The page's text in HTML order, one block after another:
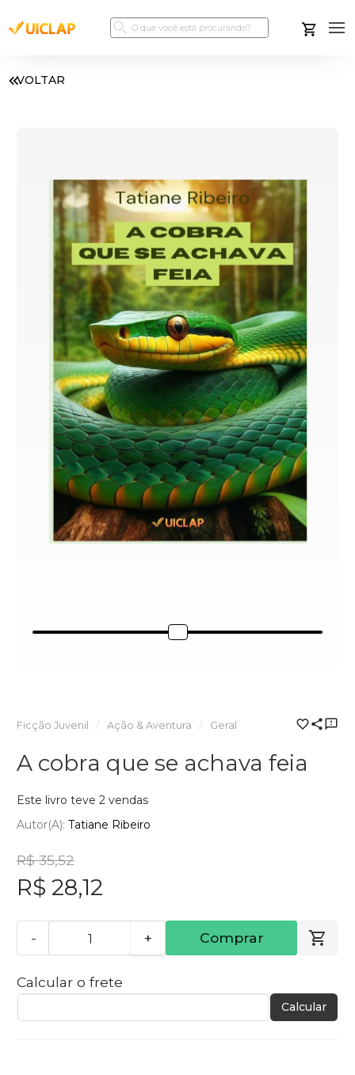
VOLTAR
Ficção Juvenil Ação & Aventura Geral
A cobra que se achava feia
Este livro teve 2 vendas
Autor(a): Tatiane Ribeiro
R$ 35,52
R$ 28,12
- + Comprar
Calcular o frete
Calcular